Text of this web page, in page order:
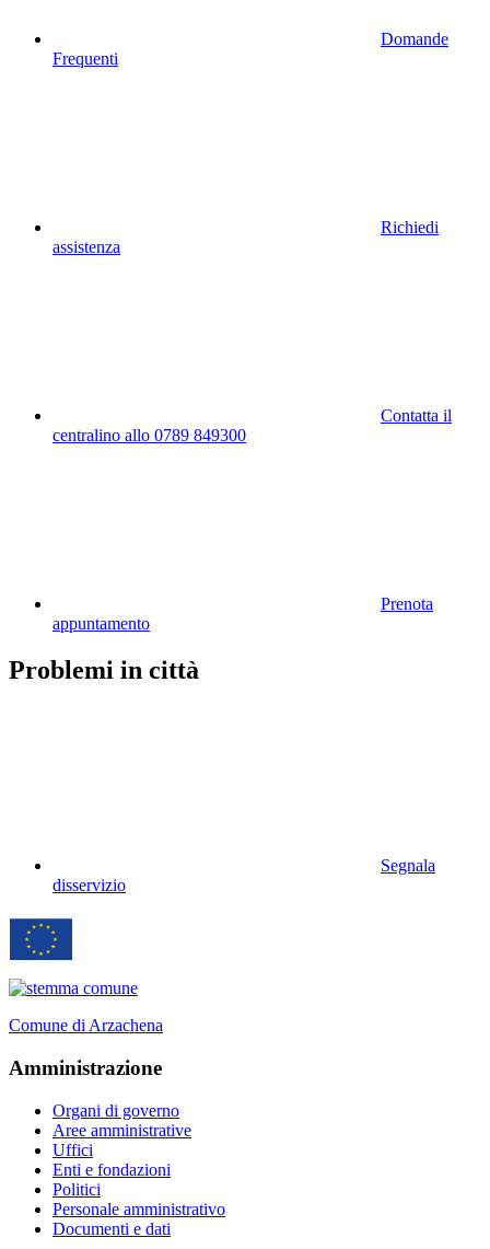
Domande
Frequenti
Richiedi
assistenza
Contatta il
centralino allo 0789 849300
Prenota
appuntamento
Problemi in città
Segnala
disservizio
Comune di Arzachena
Amministrazione
Organi di governo
Aree amministrative
Uffici
Enti e fondazioni
Politici
Personale amministrativo
Documenti e dati